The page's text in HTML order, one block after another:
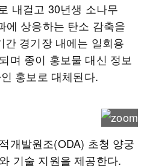
내걸고 30년생 소나무
에 상응하는 탄소 감축을
경기장 내에는 일회용
며 종이 홍보물 대신 정보
홍보로 대체된다.
개발원조(ODA) 초청 양궁
기술 지원을 제공한다.